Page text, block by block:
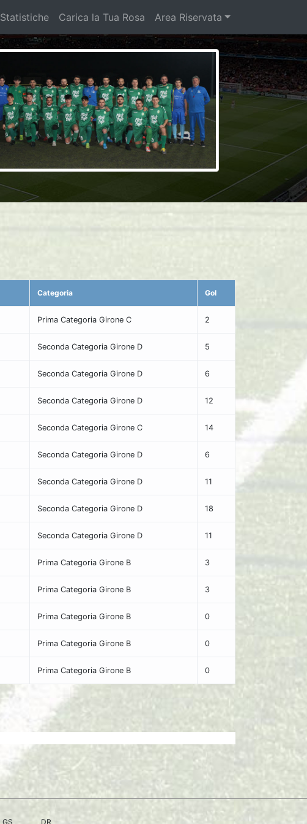
Statistiche Carica la Tua Rosa Area Riservata
Categoria Gol
Prima Categoria Girone C 2
Seconda Categoria Girone D 5
Seconda Categoria Girone D 6
Seconda Categoria Girone D 12
Seconda Categoria Girone C 14
Seconda Categoria Girone D 6
Seconda Categoria Girone D 11
Seconda Categoria Girone D 18
Seconda Categoria Girone D 11
Prima Categoria Girone B 3
Prima Categoria Girone B 3
Prima Categoria Girone B 0
Prima Categoria Girone B 0
Prima Categoria Girone B 0
GS DR